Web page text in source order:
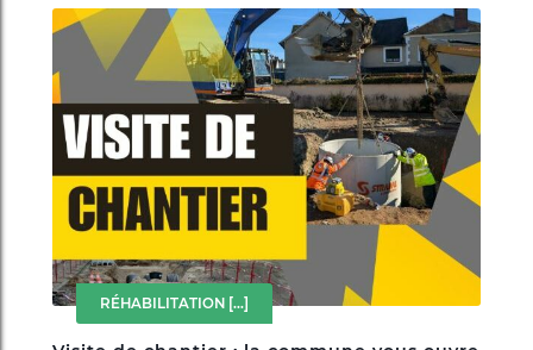
RÉHABILITATION [...]